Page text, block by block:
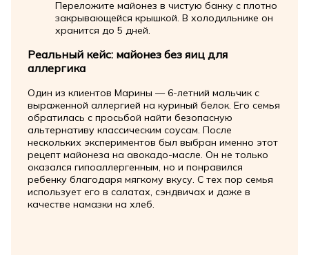
Переложите майонез в чистую банку с плотно
закрывающейся крышкой. В холодильнике он
хранится до 5 дней.
Реальный кейс: майонез без яиц для
аллергика
Один из клиентов Марины — 6-летний мальчик с
выраженной аллергией на куриный белок. Его семья
обратилась с просьбой найти безопасную
альтернативу классическим соусам. После
нескольких экспериментов был выбран именно этот
рецепт майонеза на авокадо-масле. Он не только
оказался гипоаллергенным, но и понравился
ребенку благодаря мягкому вкусу. С тех пор семья
использует его в салатах, сэндвичах и даже в
качестве намазки на хлеб.